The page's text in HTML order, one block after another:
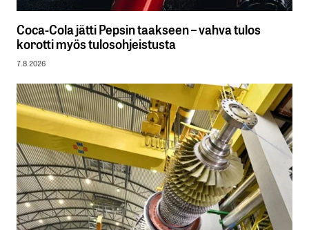
Coca-Cola jätti Pepsin taakseen – vahva tulos
korotti myös tulosohjeistusta
7.8.2026